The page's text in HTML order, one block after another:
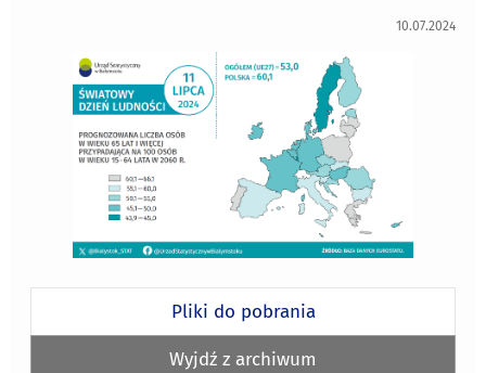
10.07.2024
Pliki do pobrania
Wyjdź z archiwum